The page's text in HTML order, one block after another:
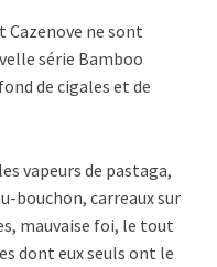
Cazenove ne sont
série Bamboo
de cigales et de
vapeurs de pastaga,
bouchon, carreaux sur
mauvaise foi, le tout
dont eux seuls ont le